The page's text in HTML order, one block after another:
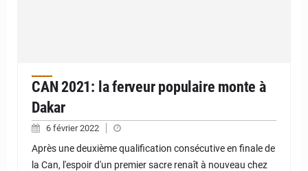
CAN 2021: la ferveur populaire monte à
Dakar
6 février 2022
Après une deuxième qualification consécutive en finale de
la Can, l'espoir d'un premier sacre renaît à nouveau chez